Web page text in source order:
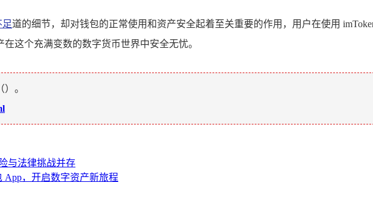
足道的细节，却对钱包的正常使用和资产安全起着至关重要的作用，用户在使用
这个充满变数的数字货币世界中安全无忧。
）。
与法律挑战并存
App，开启数字资产新旅程